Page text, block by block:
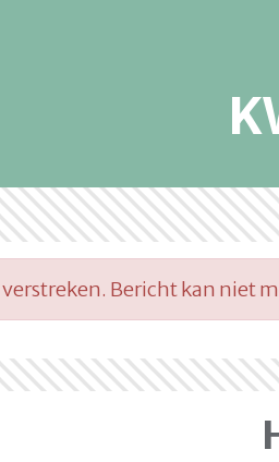
Bericht kan niet